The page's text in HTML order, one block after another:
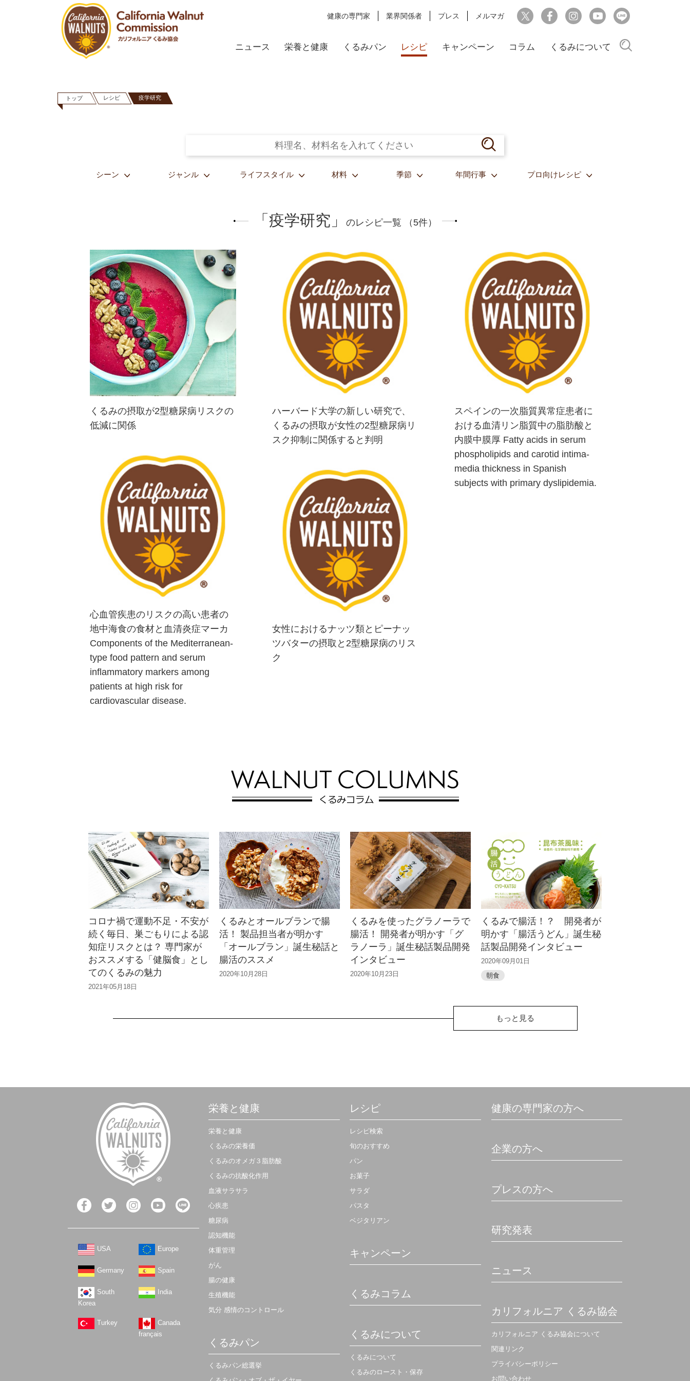
健康の専門家 業界関係者 プレス メルマガ
ニュース 栄養と健康 くるみパン レシピ キャンペーン コラム くるみについて
トップ レシピ 疫学研究
シーン ジャンル ライフスタイル 材料 季節 年間行事 プロ向けレシピ
「疫学研究」 のレシピ一覧 （5件）
規模なサンプル調査で、くるみの摂
取者に2型糖尿病の患者の割合が低
いことが判明～
くるみの摂取が2型糖尿病リスクの
低減に関係
2013年2月27日 米国カリフォルニ
ア州フォルサム発ー『ジャーナル・
ン版に掲載された最近の研究による
と、アメリカ人女性を対象とした大
規模予測コホート試験である看護師
保...
ハーバード大学の新しい研究で、
くるみの摂取が女性の2型糖尿病リ
スク抑制に関係すると判明
このクロスオーバー研究は、不飽和
脂肪酸を多く摂取することによる、
虚血性心疾患（IHD）リスク のある
スペイン人被験者のアテローム性頸
動脈硬化への影響を調べるために行
スペインの一次脂質異常症患者に
おける血清リン脂質中の脂肪酸と
内膜中膜厚 Fatty acids in serum
phospholipids and carotid intima-
media thickness in Spanish
subjects with primary dyslipidemia.
『Prevencion con Dieta
Mediterranea(PREDIMED)』とは、
地中海食が心血管疾患の一次予防に
及ぼす影響を評価するための、長期
的多施設試験。心血管疾患リスクの
高い55...
心血管疾患のリスクの高い患者の
地中海食の食材と血清炎症マーカ
Components of the Mediterranean-
type food pattern and serum
inflammatory markers among
patients at high risk for
cardiovascular disease.
女性におけるナッツ類とピーナッ
ツバターの摂取と2型糖尿病のリス
ク
コロナ禍で運動不足・不安が
続く毎日、巣ごもりによる認
知症リスクとは？ 専門家が
おススメする「健脳食」とし
てのくるみの魅力
2021年05月18日
くるみとオールブランで腸
活！ 製品担当者が明かす
「オールブラン」誕生秘話と
腸活のススメ
2020年10月28日
くるみを使ったグラノーラで
腸活！ 開発者が明かす「グ
ラノーラ」誕生秘話製品開発
インタビュー
2020年10月23日
くるみで腸活！？ 開発者が
明かす「腸活うどん」誕生秘
話製品開発インタビュー
2020年09月01日
朝食
もっと見る
USA Europe
Germany Spain
South
Korea
India
Turkey
Canada
français
栄養と健康
栄養と健康
くるみの栄養価
くるみのオメガ３脂肪酸
くるみの抗酸化作用
血液サラサラ
心疾患
糖尿病
認知機能
体重管理
がん
腸の健康
生殖機能
気分 感情のコントロール
くるみパン
くるみパン総選挙
レシピ
レシピ検索
旬のおすすめ
パン
お菓子
サラダ
パスタ
ベジタリアン
キャンペーン
くるみコラム
くるみについて
くるみについて
くるみのロースト・保存
健康の専門家の方へ
企業の方へ
プレスの方へ
研究発表
ニュース
カリフォルニア くるみ協会
カリフォルニア くるみ協会について
関連リンク
プライバシーポリシー
お問い合わせ